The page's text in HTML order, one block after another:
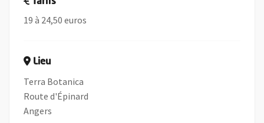
19 à 24,50 euros
Lieu
Terra Botanica
Route d'Épinard
Angers